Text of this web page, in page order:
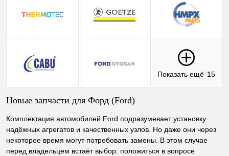
Показать ещё 15
Новые запчасти для Форд (Ford)
Комплектация автомобилей Ford подразумевает установку
надёжных агрегатов и качественных узлов. Но даже они через
некоторое время могут потребовать замены. В этом случае
перед владельцем встаёт выбор: положиться в вопросе